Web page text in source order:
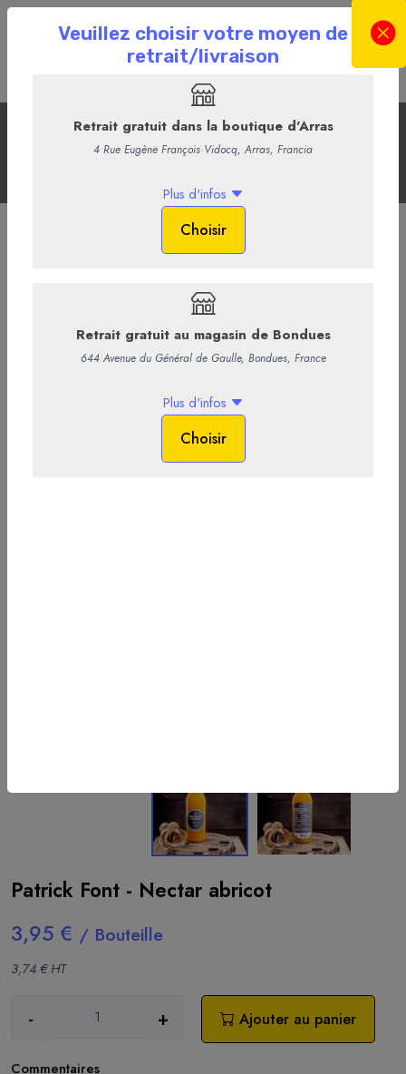
Les Sans Alcool
Patrick Font - Nectar abricot
3,95 € / Bouteille
3,74 € HT
- + Ajouter au panier
Commentaires